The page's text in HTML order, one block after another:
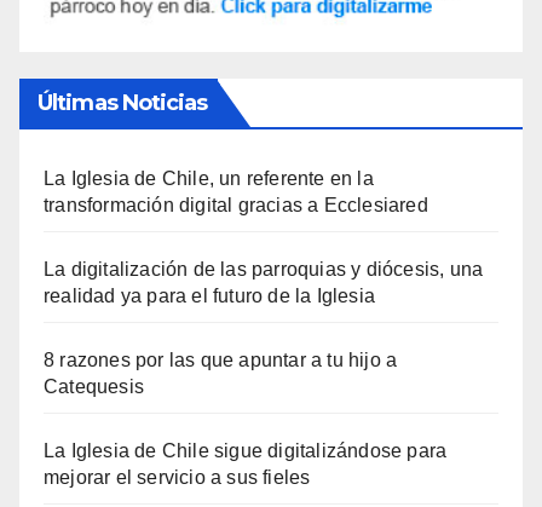
Últimas Noticias
La Iglesia de Chile, un referente en la
transformación digital gracias a Ecclesiared
La digitalización de las parroquias y diócesis, una
realidad ya para el futuro de la Iglesia
8 razones por las que apuntar a tu hijo a
Catequesis
La Iglesia de Chile sigue digitalizándose para
mejorar el servicio a sus fieles